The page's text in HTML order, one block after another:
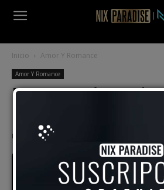
Inicio Amor Y Romance
Amor Y Romance
Mujer: ¿Cómo
Por Pedro Massera